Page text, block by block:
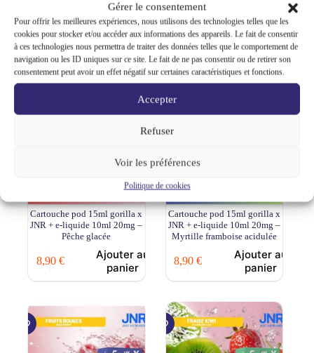
Gérer le consentement
Pour offrir les meilleures expériences, nous utilisons des technologies telles que les
cookies pour stocker et/ou accéder aux informations des appareils. Le fait de consentir
à ces technologies nous permettra de traiter des données telles que le comportement de
navigation ou les ID uniques sur ce site. Le fait de ne pas consentir ou de retirer son
consentement peut avoir un effet négatif sur certaines caractéristiques et fonctions.
Accepter
Refuser
Voir les préférences
Politique de cookies
8,90€
Choix des
options
produit
a
plusieurs
variations.
Les
options
être
8,90€
Ajouter au
panier
Cartouche pod 15ml gorilla x
JNR + e-liquide 10ml 20mg –
Pêche glacée
8,90 €
Ajouter au
panier
Cartouche pod 15ml gorilla x
JNR + e-liquide 10ml 20mg –
Myrtille framboise acidulée
8,90€
Ajouter au
panier